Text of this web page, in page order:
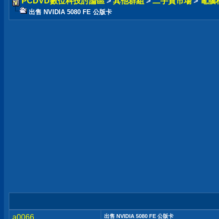
出售 NVIDIA 5080 FE 公版卡
a0066
出售 NVIDIA 5080 FE 公版卡